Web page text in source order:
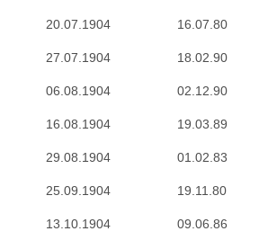
20.07.1904 16.07.80
27.07.1904 18.02.90
06.08.1904 02.12.90
16.08.1904 19.03.89
29.08.1904 01.02.83
25.09.1904 19.11.80
13.10.1904 09.06.86